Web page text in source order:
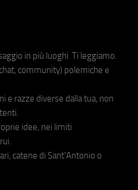
in più luoghi. Ti leggiamo.
community) polemiche e
e razze diverse dalla tua, non
idee, nei limiti
catene di Sant'Antonio o